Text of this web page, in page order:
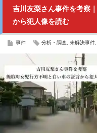
吉川友梨さん事件を考察
から犯人像を読む
事件 分析・調査 未解決事件